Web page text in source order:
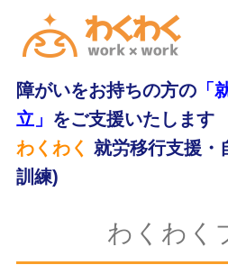
障がいをお持ちの方の「
立」 をご支援いたします
わくわく 就労移行支援・
訓練)
わくわくの特長
わくわく